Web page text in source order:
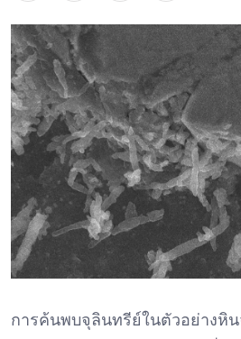
การค้นพบจุลินทรีย์ในตัวอย่างหิน